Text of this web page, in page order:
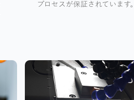
プロセスが保証されています。